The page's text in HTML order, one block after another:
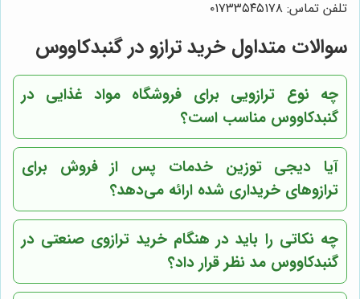
تلفن تماس: ۰۱۷۳۳۵۴۵۱۷۸
سوالات متداول خرید ترازو در گنبدکاووس
چه نوع ترازویی برای فروشگاه مواد غذایی در
گنبدکاووس مناسب است؟
آیا دیجی توزین خدمات پس از فروش برای
ترازوهای خریداری شده ارائه می‌دهد؟
چه نکاتی را باید در هنگام خرید ترازوی صنعتی در
گنبدکاووس مد نظر قرار داد؟